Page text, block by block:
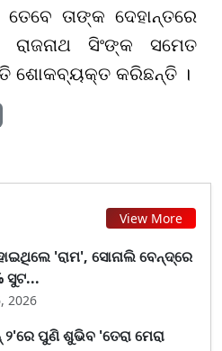
ତାଙ୍କ ଦେହାନ୍ତରେ
ରାଜନାଥ ସିଂଙ୍କ ସମେତ
ଶୋକବ୍ୟକ୍ତ କରିଛନ୍ତି ।
View More
'ରାମ', ସୋନାଲି ବେନ୍ଦ୍ରେ
ସୁଟ...
2026
୨'ରେ ପୁଣି ଶୁଭିବ 'ତେରା ମେରା